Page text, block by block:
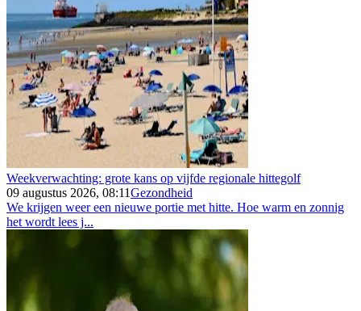
Weekverwachting: grote kans op vijfde regionale hittegolf
09 augustus 2026, 08:11Gezondheid
We krijgen weer een nieuwe portie met hitte. Hoe warm en zonnig
het wordt lees j...